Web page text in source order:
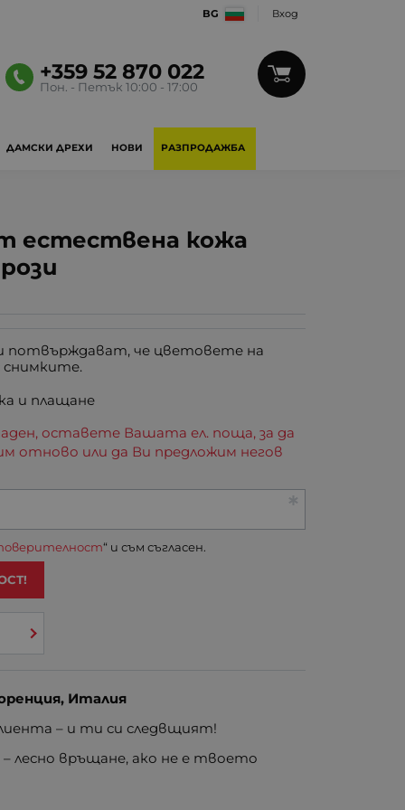
BG Вход
+359 52 870 022
Пон. - Петък 10:00 - 17:00
РАЗПРОДАЖБА
НОВИ
ДАМСКИ ДРЕХИ
естествена кожа
че цветовете на
и плащане
оставете Вашата ел. поща, за да
отново или да Ви предложим негов
“ и съм съгласен.
Италия
– и ти си следвщият!
– лесно връщане, ако не е твоето